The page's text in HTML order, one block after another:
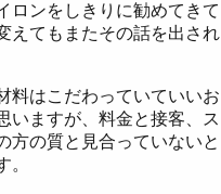
ロンをしきりに勧めてきて
えてもまたその話を出され
料はこだわっていていいお
いますが、料金と接客、ス
方の質と見合っていないと
。